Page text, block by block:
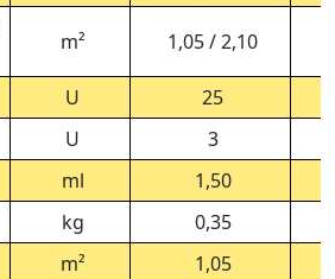
m² 1,05 / 2,10
U
25
U
3
ml
1,50
kg
0,35
m² 1,05